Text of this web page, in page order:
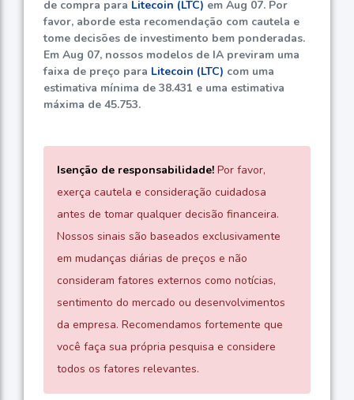
de compra para Litecoin (LTC) em Aug 07. Por
favor, aborde esta recomendação com cautela e
tome decisões de investimento bem ponderadas.
Em Aug 07, nossos modelos de IA previram uma
faixa de preço para Litecoin (LTC) com uma
estimativa mínima de 38.431 e uma estimativa
máxima de 45.753.
Isenção de responsabilidade! Por favor,
exerça cautela e consideração cuidadosa
antes de tomar qualquer decisão financeira.
Nossos sinais são baseados exclusivamente
em mudanças diárias de preços e não
consideram fatores externos como notícias,
sentimento do mercado ou desenvolvimentos
da empresa. Recomendamos fortemente que
você faça sua própria pesquisa e considere
todos os fatores relevantes.